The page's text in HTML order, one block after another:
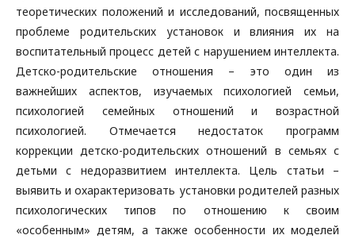
теоретических положений и исследований, посвященных
проблеме родительских установок и влияния их на
воспитательный процесс детей с нарушением интеллекта.
Детско-родительские отношения – это один из
важнейших аспектов, изучаемых психологией семьи,
психологией семейных отношений и возрастной
психологией. Отмечается недостаток программ
коррекции детско-родительских отношений в семьях с
детьми с недоразвитием интеллекта. Цель статьи –
выявить и охарактеризовать установки родителей разных
психологических типов по отношению к своим
«особенным» детям, а также особенности их моделей